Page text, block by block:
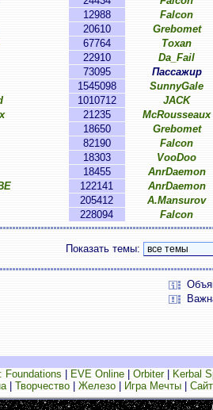
12988 Falcon
20610 Grebomet
67764 Toxan
22910 Da_Fail
73095 Пассажир
1545098 SunnyGale
1010712 JACK
21235 McRousseaux
18650 Grebomet
82190 Falcon
18303 VooDoo
18455 AnrDaemon
122141 AnrDaemon
205412 A.Mansurov
228094 Falcon
Показать темы:
Foundations EVE Online| Orbiter| Kerbal
| Творчество| Железо| Игра Мечты| Сайт